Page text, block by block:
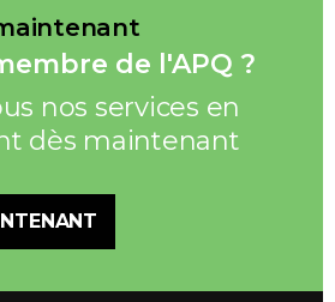
de l'APQ ?
nos services en
dès maintenant